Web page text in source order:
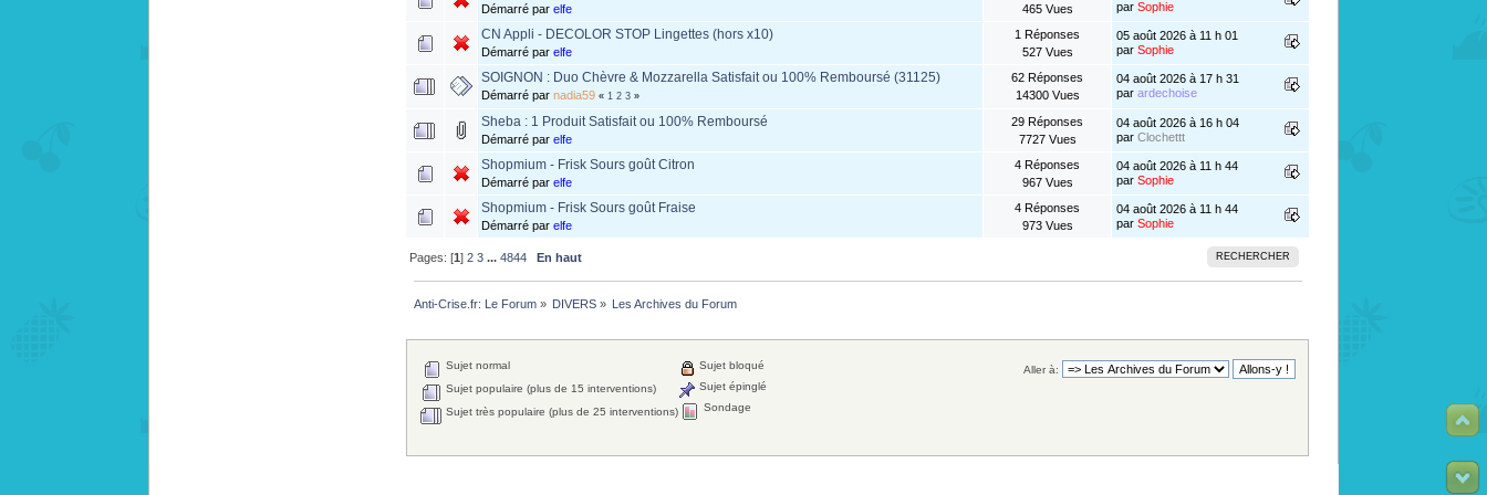
Démarré parelfe 465 Vues parSophie
CN Appli - DECOLOR STOP Lingettes (hors x10)
Démarré parelfe
1 Réponses
527 Vues
05 août 2026 à 11 h 01
parSophie
SOIGNON : Duo Chèvre & Mozzarella Satisfait ou 100% Remboursé (31125)
Démarré parnadia59 « 1 2 3 »
62 Réponses
14300 Vues
04 août 2026 à 17 h 31
parardechoise
Sheba : 1 Produit Satisfait ou 100% Remboursé
Démarré parelfe
29 Réponses
7727 Vues
04 août 2026 à 16 h 04
parClochettt
Shopmium - Frisk Sours goût Citron
Démarré parelfe
4 Réponses
967 Vues
04 août 2026 à 11 h 44
parSophie
Shopmium - Frisk Sours goût Fraise
Démarré parelfe
4 Réponses
973 Vues
04 août 2026 à 11 h 44
parSophie
RECHERCHER
Pages: [1] 2 3 ... 4844 En haut
Anti-Crise.fr: Le Forum» DIVERS» Les Archives du Forum
Aller à:
Sujet normal
Sujet populaire (plus de 15 interventions)
Sujet très populaire (plus de 25 interventions)
Sujet bloqué
Sujet épinglé
Sondage